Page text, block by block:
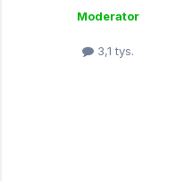
Moderator
3,1 tys.